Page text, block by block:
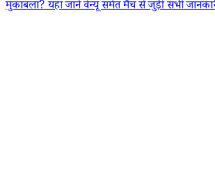
मुकाबला? यहां जानें वेन्यू समेत मैच से जुड़ी सभी